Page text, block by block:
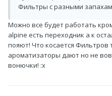
Фильтры с разными
Можно все будет работать
alpine есть переходник а к
пояют! Что косается Фильтров
ароматизаторы дают но не
вонючки! :x